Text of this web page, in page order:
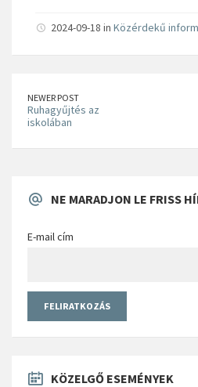
2024-09-18 in Közérdekű
NEWER POST
Ruhagyűjtés az
iskolában
NE MARADJON LE FRISS
E-mail cím
KÖZELGŐ ESEMÉNYEK